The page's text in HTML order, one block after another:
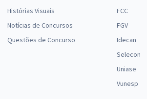
Histórias Visuais
Notícias de Concursos
Questões de Concurso
FCC
FGV
Idecan
Selecon
Uniase
Vunesp